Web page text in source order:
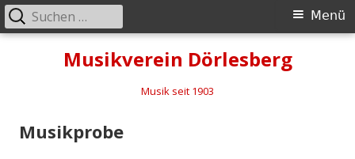
Musikverein Dörlesberg
Musik seit 1903
Primäres
Menü
Suchen
nach:
Musikprobe